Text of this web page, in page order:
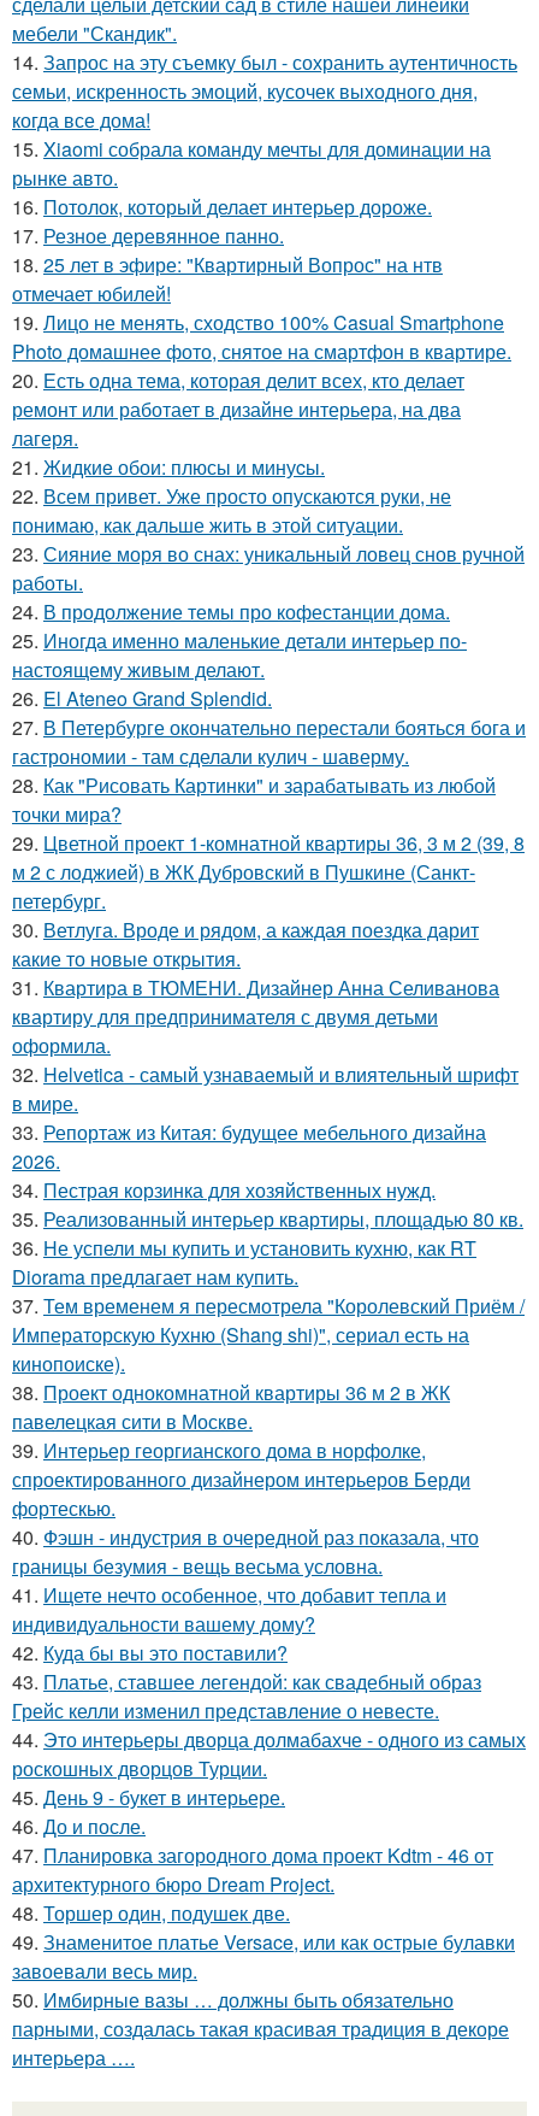
мебели "Скандик".
14. Запрос на эту съемку был - сохранить аутентичность
семьи, искренность эмоций, кусочек выходного дня,
когда все дома!
15. Xiaomi собрала команду мечты для доминации на
рынке авто.
16. Потолок, который делает интерьер дороже.
17. Резное деревянное панно.
18. 25 лет в эфире: "Квартирный Вопрос" на нтв
отмечает юбилей!
19. Лицо не менять, сходство 100% Casual Smartphone
Photo домашнее фото, снятое на смартфон в квартире.
20. Есть одна тема, которая делит всех, кто делает
ремонт или работает в дизайне интерьера, на два
лагеря.
21. Жидкиe обои: плюсы и минуcы.
22. Всем привет. Уже просто опускаются руки, не
понимаю, как дальше жить в этой ситуации.
23. Сияние моря во снах: уникальный ловец снов ручной
работы.
24. В продолжение темы про кофестанции дома.
25. Иногда именно маленькие детали интерьер по-
настоящему живым делают.
26. El Ateneo Grand Splendid.
27. В Петербурге окончательно перестали бояться бога и
гастрономии - там сделали кулич - шаверму.
28. Как "Рисовать Картинки" и зарабатывать из любой
точки мира?
29. Цветной проект 1-комнатной квартиры 36, 3 м 2 (39, 8
м 2 с лоджией) в ЖК Дубровский в Пушкине (Санкт-
петербург.
30. Ветлуга. Вроде и рядом, а каждая поездка дарит
какие то новые открытия.
31. Квартира в ТЮМЕНИ. Дизайнер Анна Селиванова
квартиру для предпринимателя с двумя детьми
оформила.
32. Helvetica - самый узнаваемый и влиятельный шрифт
в мире.
33. Репортаж из Китая: будущее мебельного дизайна
2026.
34. Пестрая корзинка для хозяйственных нужд.
35. Реализованный интерьер квартиры, площадью 80 кв.
36. Не успели мы купить и установить кухню, как RT
Diorama предлагает нам купить.
37. Тем временем я пересмотрела "Королевский Приём /
Императорскую Кухню (Shang shi)", сериал есть на
кинопоиске).
38. Проект однокомнатной квартиры 36 м 2 в ЖК
павелецкая сити в Москве.
39. Интерьер георгианского дома в норфолке,
спроектированного дизайнером интерьеров Берди
фортескью.
40. Фэшн - индустрия в очередной раз показала, что
границы безумия - вещь весьма условна.
41. Ищете нечто особенное, что добавит тепла и
индивидуальности вашему дому?
42. Куда бы вы это поставили?
43. Платье, ставшее легендой: как свадебный образ
Грейс келли изменил представление о невесте.
44. Это интерьеры дворца долмабахче - одного из самых
роскошных дворцов Турции.
45. День 9 - букет в интерьере.
46. До и после.
47. Планировка загородного дома проект Kdtm - 46 от
архитектурного бюро Dream Project.
48. Торшер один, подушек две.
49. Знаменитое платье Versace, или как острые булавки
завоевали весь мир.
50. Имбирные вазы … должны быть обязательно
парными, создалась такая красивая традиция в декоре
интерьера ….